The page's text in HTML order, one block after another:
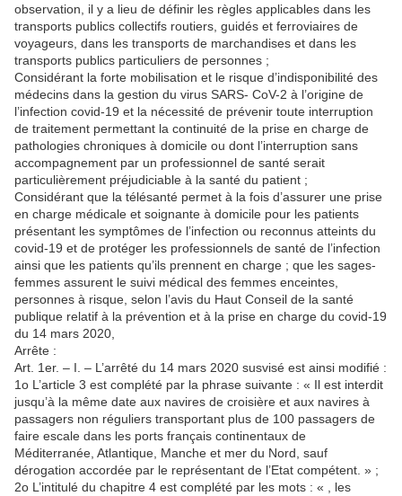
observation, il y a lieu de définir les règles applicables dans les
transports publics collectifs routiers, guidés et ferroviaires de
voyageurs, dans les transports de marchandises et dans les
transports publics particuliers de personnes ;
Considérant la forte mobilisation et le risque d’indisponibilité des
médecins dans la gestion du virus SARS- CoV-2 à l’origine de
l’infection covid-19 et la nécessité de prévenir toute interruption
de traitement permettant la continuité de la prise en charge de
pathologies chroniques à domicile ou dont l’interruption sans
accompagnement par un professionnel de santé serait
particulièrement préjudiciable à la santé du patient ;
Considérant que la télésanté permet à la fois d’assurer une prise
en charge médicale et soignante à domicile pour les patients
présentant les symptômes de l’infection ou reconnus atteints du
covid-19 et de protéger les professionnels de santé de l’infection
ainsi que les patients qu’ils prennent en charge ; que les sages-
femmes assurent le suivi médical des femmes enceintes,
personnes à risque, selon l’avis du Haut Conseil de la santé
publique relatif à la prévention et à la prise en charge du covid-19
du 14 mars 2020,
Arrête :
Art. 1er. – I. – L’arrêté du 14 mars 2020 susvisé est ainsi modifié :
1o L’article 3 est complété par la phrase suivante : « Il est interdit
jusqu’à la même date aux navires de croisière et aux navires à
passagers non réguliers transportant plus de 100 passagers de
faire escale dans les ports français continentaux de
Méditerranée, Atlantique, Manche et mer du Nord, sauf
dérogation accordée par le représentant de l’Etat compétent. » ;
2o L’intitulé du chapitre 4 est complété par les mots : « , les